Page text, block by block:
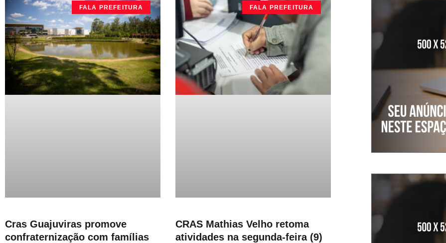
FALA PREFEITURA
Cras Guajuviras promove
confraternização com famílias
FALA PREFEITURA
CRAS Mathias Velho retoma
atividades na segunda-feira (9)